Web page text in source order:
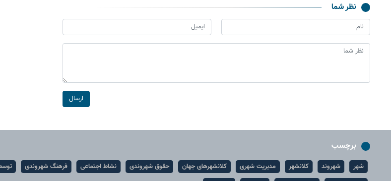
نظر شما
ارسال
برچسب
شهر شهروند کلانشهر مدیریت شهری کلانشهرهای جهان حقوق شهروندی نشاط اجتماعی فرهنگ شهروندی